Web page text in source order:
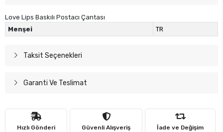
Love Lips Baskılı Postacı Çantası
Menşei
TR
Taksit Seçenekleri
Garanti Ve Teslimat
Hızlı Gönderi Güvenli Alışveriş İade ve Değişim